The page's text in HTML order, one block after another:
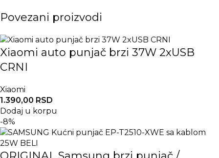
Povezani proizvodi
Xiaomi auto punjač brzi 37W 2xUSB
CRNI
Xiaomi
1.390,00 RSD
Dodaj u korpu
-8%